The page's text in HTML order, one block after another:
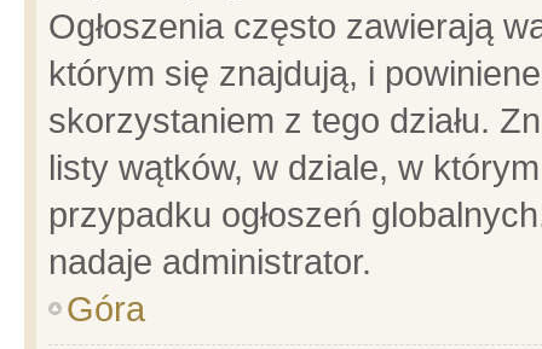
Ogłoszenia często zawierają
którym się znajdują, i
skorzystaniem z tego działu.
listy wątków, w dziale, w
przypadku ogłoszeń
nadaje administrator.
Góra